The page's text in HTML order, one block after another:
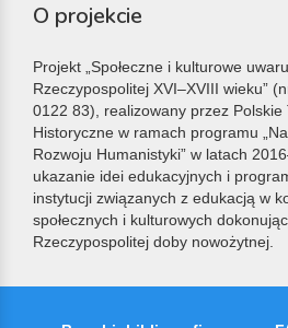
O projekcie
Projekt „Społeczne i kulturowe
Rzeczypospolitej XVI–XVIII wieku”
0122 83), realizowany przez Polskie
Historyczne w ramach programu
Rozwoju Humanistyki” w latach
ukazanie idei edukacyjnych i
instytucji związanych z edukacją w
społecznych i kulturowych
Rzeczypospolitej doby nowożytnej.